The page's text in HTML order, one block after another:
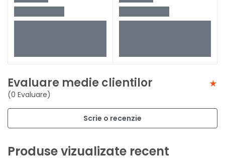
Evaluare medie clientilor
(0 Evaluare)
Scrie o recenzie
Produse vizualizate recent